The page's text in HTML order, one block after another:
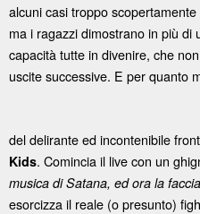
alcuni casi troppo
ma i ragazzi dimostrano in più di
capacità tutte in divenire, che
uscite successive. E per quanto
del delirante ed incontenibile
Kids. Comincia il live con un
musica di Satana, ed ora la
esorcizza il reale (o presunto)